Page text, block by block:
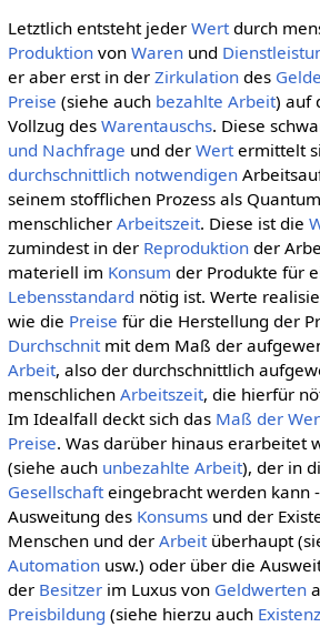
Letztlich entsteht jeder Wertdurch
Produktionvon Warenund
er aber erst in der Zirkulationdes
Preise (siehe auch bezahlte Arbeit) auf
Vollzug des Warentauschs. Diese
und Nachfrage und der Wertermittelt
durchschnittlich notwendigen
seinem stofflichen Prozess als
menschlicher Arbeitszeit. Diese ist die
zumindest in der Reproduktionder
materiell im Konsum der Produkte für
Lebensstandard nötig ist. Werte
wie die Preise für die Herstellung der
Durchschnitmit dem Maß der
Arbeit, also der durchschnittlich
menschlichen Arbeitszeit, die hierfür
Im Idealfall deckt sich das Maß der
Preise. Was darüber hinaus erarbeitet
(siehe auch unbezahlte Arbeit), der in
Gesellschafteingebracht werden kann
Ausweitung des Konsumsund der
Menschen und der Arbeitüberhaupt
Automationusw.) oder über die
der Besitzerim Luxus von Geldwerten
Preisbildung (siehe hierzu auch